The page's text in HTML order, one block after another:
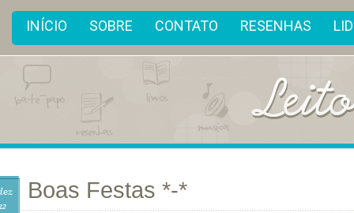
INÍCIO SOBRE CONTATO RESENHAS
Boas Festas *-*